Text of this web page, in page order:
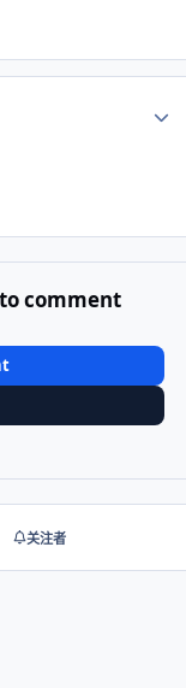
comment
关注者